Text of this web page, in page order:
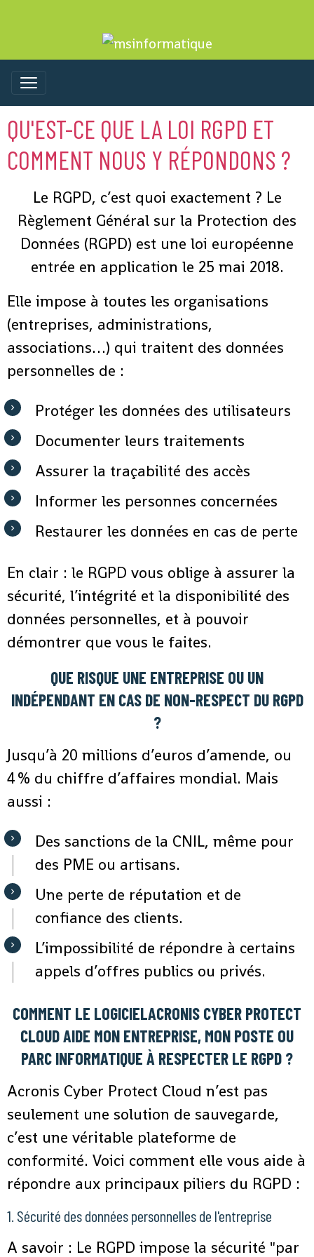
QU'EST-CE QUE LA LOI RGPD ET
COMMENT NOUS Y RÉPONDONS ?
Le RGPD, c’est quoi exactement ? Le
Règlement Général sur la Protection des
Données (RGPD) est une loi européenne
entrée en application le 25 mai 2018.
Elle impose à toutes les organisations
(entreprises, administrations,
associations…) qui traitent des données
personnelles de :
Protéger les données des utilisateurs
Documenter leurs traitements
Assurer la traçabilité des accès
Informer les personnes concernées
Restaurer les données en cas de perte
En clair : le RGPD vous oblige à assurer la
sécurité, l’intégrité et la disponibilité des
données personnelles, et à pouvoir
démontrer que vous le faites.
QUE RISQUE UNE ENTREPRISE OU UN
INDÉPENDANT EN CAS DE NON-RESPECT DU RGPD
?
Jusqu’à 20 millions d’euros d’amende, ou
4 % du chiffre d’affaires mondial. Mais
aussi :
Des sanctions de la CNIL, même pour
des PME ou artisans.
Une perte de réputation et de
confiance des clients.
L’impossibilité de répondre à certains
appels d’offres publics ou privés.
COMMENT LE LOGICIELACRONIS CYBER PROTECT
CLOUD AIDE MON ENTREPRISE, MON POSTE OU
PARC INFORMATIQUE À RESPECTER LE RGPD ?
Acronis Cyber Protect Cloud n’est pas
seulement une solution de sauvegarde,
c’est une véritable plateforme de
conformité. Voici comment elle vous aide à
répondre aux principaux piliers du RGPD :
1. Sécurité des données personnelles de l'entreprise
A savoir : Le RGPD impose la sécurité "par